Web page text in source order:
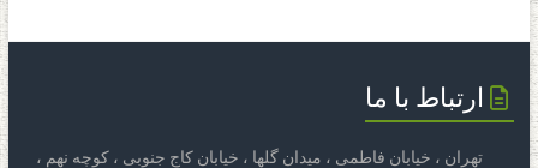
ارتباط با ما
تهران ، خیابان فاطمی ، میدان گلها ، خیابان کاج جنوبی ، کوچه نهم ،